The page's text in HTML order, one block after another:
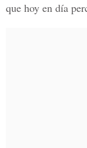
que hoy en día